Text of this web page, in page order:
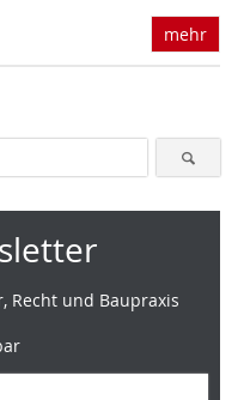
mehr
Recht und Baupraxis